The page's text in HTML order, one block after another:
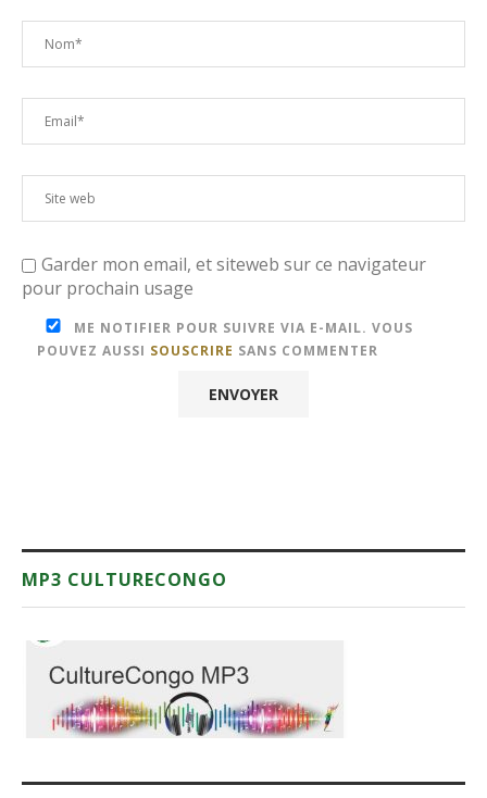
Garder mon email, et siteweb sur ce navigateur
pour prochain usage
ME NOTIFIER POUR SUIVRE VIA E-MAIL. VOUS
POUVEZ AUSSI SOUSCRIRE SANS COMMENTER
MP3 CULTURECONGO